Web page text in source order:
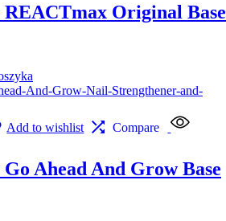
Original Base
Add to wishlist Compare
Ahead And Grow Base